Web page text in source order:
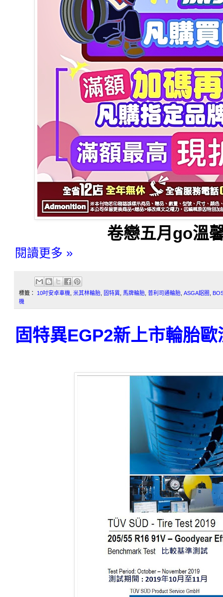
卷戀五月go溫
閱讀更多 »
標籤： 10吋安卓車機 米其林輪胎 固特異 馬牌輪胎 普利司通輪胎 ASGA鋁圈
機
固特異EGP2新上市輪胎